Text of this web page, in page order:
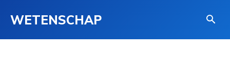
WETENSCHAP